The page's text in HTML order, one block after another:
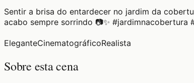
Sentir a brisa do entardecer no jardim da
acabo sempre sorrindo 📷✨ #jardimnacobertura
EleganteCinematográficoRealista
Sobre esta cena